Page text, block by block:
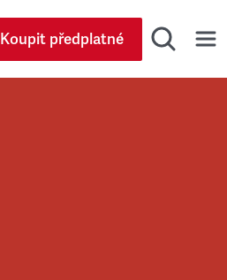
Koupit předplatné